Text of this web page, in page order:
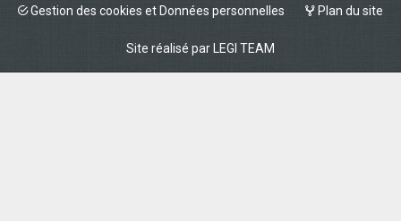
Gestion des cookies et Données personnelles
Plan du site
Site réalisé par LEGI TEAM